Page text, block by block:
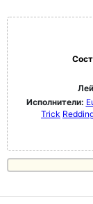
Исполнители:
Trick